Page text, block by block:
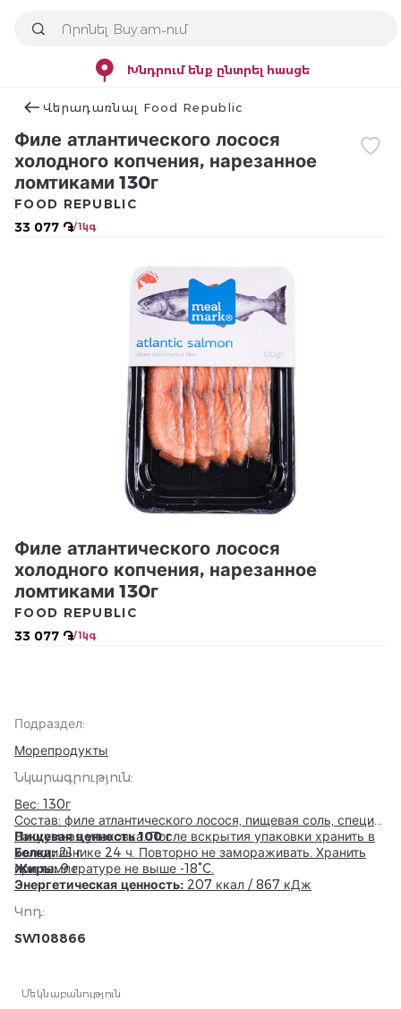
Խնդրում ենք ընտրել հասցե
Վերադառնալ Food Republic
Филе атлантического лосося
холодного копчения, нарезанное
ломтиками 130г
33 077 ֏/ 1կգ
FOOD REPUBLIC
Филе атлантического лосося
холодного копчения, нарезанное
ломтиками 130г
33 077 ֏/ 1կգ
FOOD REPUBLIC
Подраздел:
Морепродукты
Նկարագրություն:
Вес: 130г
Состав: филе атлантического лосося, пищевая соль, специи.
Вакуумная упаковка. После вскрытия упаковки хранить в
холодильнике 24 ч. Повторно не замораживать. Хранить
при температуре не выше -18°C.
Пищевая ценность 100 г
Белки:21 г
Жиры:9 г
Энергетическая ценность: 207 ккал / 867 кДж
Կոդ:
SW108866
Մեկնաբանություն